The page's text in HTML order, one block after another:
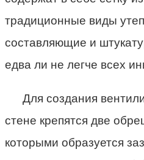
традиционные виды
составляющие и
едва ли не легче всех
Для создания
стене крепятся две
которыми образуется